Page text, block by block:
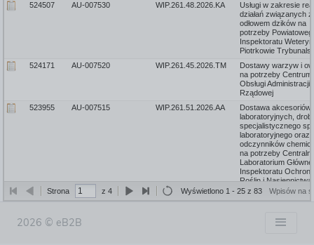
524507
AU-007530 WIP.261.48.2026.KA
Usługi w zakresie
działań związanych z
odłowem dzików na
potrzeby
Inspektoratu
Piotrkowie
524171
AU-007520 WIP.261.45.2026.TM
Dostawy warzyw i
na potrzeby Centrum
Obsługi Administracji
Rządowej
523955
AU-007515 WIP.261.51.2026.AA
Dostawa akcesoriów
laboratoryjnych,
specjalistycznego
laboratoryjnego oraz
odczynników
na potrzeby
Laboratorium
Inspektoratu Ochrony
Roślin i Nasiennictwa
523206
AU-007497 WIP.261.50.2026.KA
Budowa rozdzielni
elektrycznej – OCL
Strona z 4 Wyświetlono 1 - 25 z 83 Wpisów na
2026 © eB2B